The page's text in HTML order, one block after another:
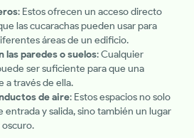
: Estos ofrecen un acceso directo
las cucarachas pueden usar para
áreas de un edificio.
las paredes o suelos: Cualquier
ser suficiente para que una
a través de ella.
de aire: Estos espacios no solo
entrada y salida, sino también un lugar